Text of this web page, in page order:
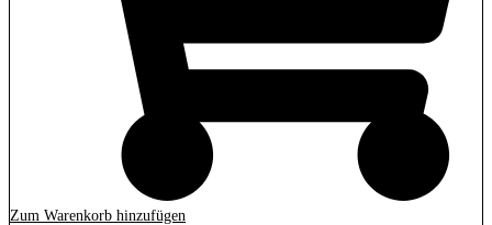
Zum Warenkorb hinzufügen